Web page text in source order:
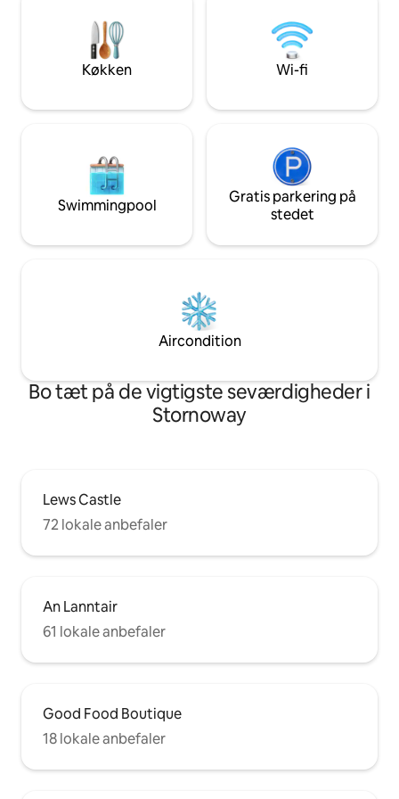
med siddepladser
afslappende
enden af en stille
Køkken Wi-fi
Swimmingpool
Gratis parkering på
stedet
Aircondition
Bo tæt på de vigtigste seværdigheder i
Stornoway
Lews Castle
72 lokale anbefaler
An Lanntair
61 lokale anbefaler
Good Food Boutique
18 lokale anbefaler